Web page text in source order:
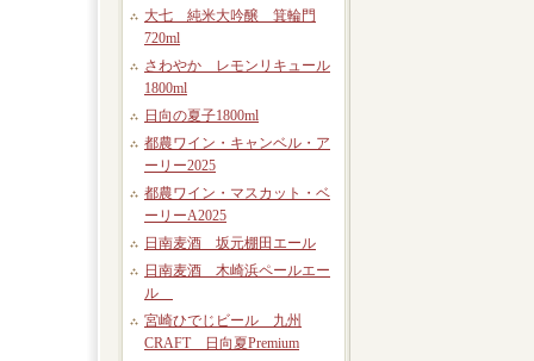
大七 純米大吟醸 箕輪門
720ml
さわやか レモンリキュール
1800ml
日向の夏子1800ml
都農ワイン・キャンベル・ア
ーリー2025
都農ワイン・マスカット・ベ
ーリーA2025
日南麦酒 坂元棚田エール
日南麦酒 木崎浜ペールエー
ル
宮崎ひでじビール 九州
CRAFT 日向夏Premium